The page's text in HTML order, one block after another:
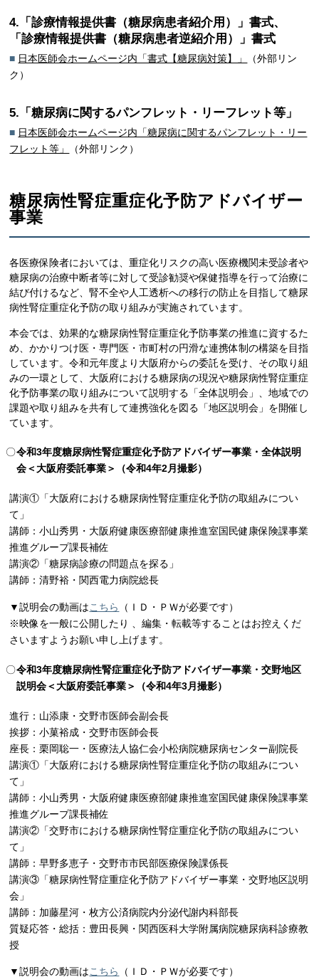
4.「診療情報提供書（糖尿病患者紹介用）」書式、
「診療情報提供書（糖尿病患者逆紹介用）」書式
■ 日本医師会ホームページ内「書式【糖尿病対策】」
（外部リン
ク）
5.「糖尿病に関するパンフレット・リーフレット等」
■ 日本医師会ホームページ内「糖尿病に関するパンフレット・リー
フレット等」
（外部リンク）
糖尿病性腎症重症化予防アドバイザー
事業
各医療保険者においては、重症化リスクの高い医療機関未受診者や
糖尿病の治療中断者等に対して受診勧奨や保健指導を行って治療に
結び付けるなど、腎不全や人工透析への移行の防止を目指して糖尿
病性腎症重症化予防の取り組みが実施されています。
本会では、効果的な糖尿病性腎症重症化予防事業の推進に資するた
め、かかりつけ医・専門医・市町村の円滑な連携体制の構築を目指
しています。令和元年度より大阪府からの委託を受け、その取り組
みの一環として、大阪府における糖尿病の現況や糖尿病性腎症重症
化予防事業の取り組みについて説明する「全体説明会」、地域での
課題や取り組みを共有して連携強化を図る「地区説明会」を開催し
ています。
令和3年度糖尿病性腎症重症化予防アドバイザー事業・全体説明
会＜大阪府委託事業＞（令和4年2月撮影）
講演①「大阪府における糖尿病性腎症重症化予防の取組みについ
て」
講師：小山秀男・大阪府健康医療部健康推進室国民健康保険課事業
推進グループ課長補佐
講演②「糖尿病診療の問題点を探る」
講師：清野裕・関西電力病院総長
▼説明会の動画はこちら
（ＩＤ・ＰＷが必要です）
※映像を一般に公開したり 、編集・転載等することはお控えくだ
さいますようお願い申し上げます。
令和3年度糖尿病性腎症重症化予防アドバイザー事業・交野地区
説明会＜大阪府委託事業＞（令和4年3月撮影）
進行：山添康・交野市医師会副会長
挨拶：小菓裕成・交野市医師会長
座長：栗岡聡一・医療法人協仁会小松病院糖尿病センター副院長
講演①「大阪府における糖尿病性腎症重症化予防の取組みについ
て」
講師：小山秀男・大阪府健康医療部健康推進室国民健康保険課事業
推進グループ課長補佐
講演②「交野市における糖尿病性腎症重症化予防の取組みについ
て」
講師：早野多恵子・交野市市民部医療保険課係長
講演③「糖尿病性腎症重症化予防アドバイザー事業・交野地区説明
会」
講師：加藤星河・枚方公済病院内分泌代謝内科部長
質疑応答・総括：豊田長興・関西医科大学附属病院糖尿病科診療教
授
▼説明会の動画はこちら （ＩＤ・ＰＷが必要です）